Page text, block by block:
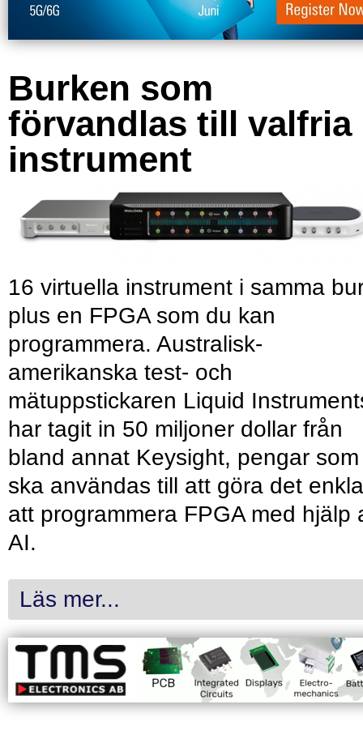
Burken som
förvandlas till valfria
instrument
16 virtuella instrument i samma
plus en FPGA som du kan
programmera. Australisk-
amerikanska test- och
mätuppstickaren Liquid
har tagit in 50 miljoner dollar från
bland annat Keysight, pengar som
ska användas till att göra det
att programmera FPGA med hjälp
AI.
Läs mer...